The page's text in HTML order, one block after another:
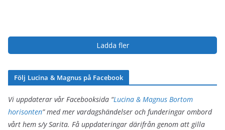
Ladda fler
Följ Lucina & Magnus på Facebook
Vi uppdaterar vår Facebooksida “Lucina & Magnus Bortom
horisonten” med mer vardagshändelser och funderingar ombord
vårt hem s/y Sarita. Få uppdateringar därifrån genom att gilla